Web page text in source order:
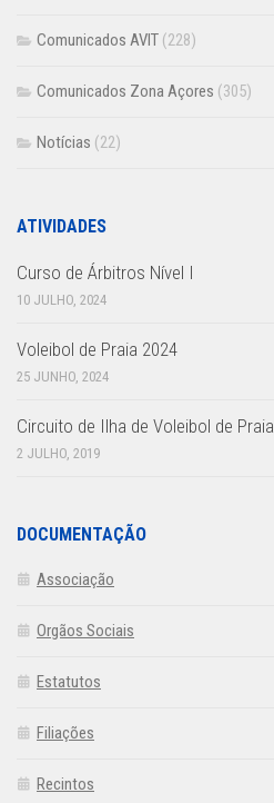
Comunicados AVIT (228)
Comunicados Zona Açores (305)
Notícias (22)
ATIVIDADES
Curso de Árbitros Nível I
10 JULHO, 2024
Voleibol de Praia 2024
25 JUNHO, 2024
Circuito de Ilha de Voleibol de Praia
2 JULHO, 2019
DOCUMENTAÇÃO
Associação
Orgãos Sociais
Estatutos
Filiações
Recintos